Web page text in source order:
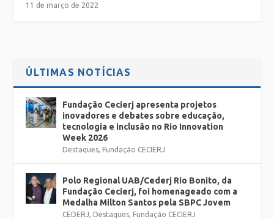
11 de março de 2022
ÚLTIMAS NOTÍCIAS
Fundação Cecierj apresenta projetos
inovadores e debates sobre educação,
tecnologia e inclusão no Rio Innovation
Week 2026
Destaques Fundação CECIERJ
Polo Regional UAB/Cederj Rio Bonito, da
Fundação Cecierj, foi homenageado com a
Medalha Milton Santos pela SBPC Jovem
CEDERJ Destaques Fundação CECIERJ